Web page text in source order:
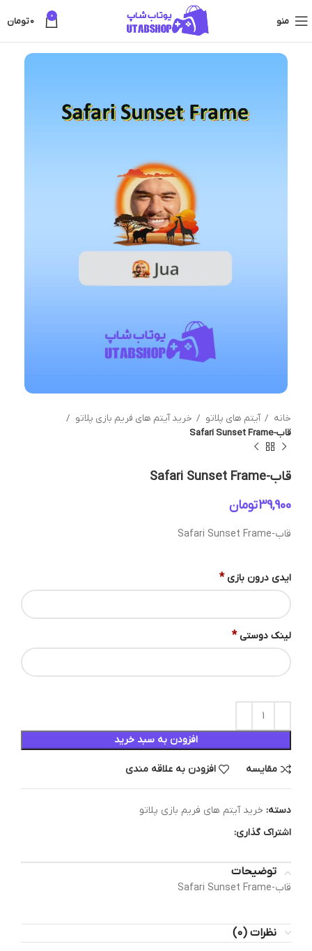
منو 0
0تومان
خانه آیتم های پلاتو
خرید آیتم های فریم بازی پلاتو
قاب-Safari Sunset Frame
قاب-Safari Sunset Frame
تومان
قاب-Safari Sunset Frame
ایدی درون بازی *
لینک دوستی *
افزودن به سبد خرید
مقایسه افزودن به علاقه مندی
دسته: خرید آیتم های فریم بازی پلاتو
اشتراک گذاری:
توضیحات
قاب-Safari Sunset Frame
نظرات (0)